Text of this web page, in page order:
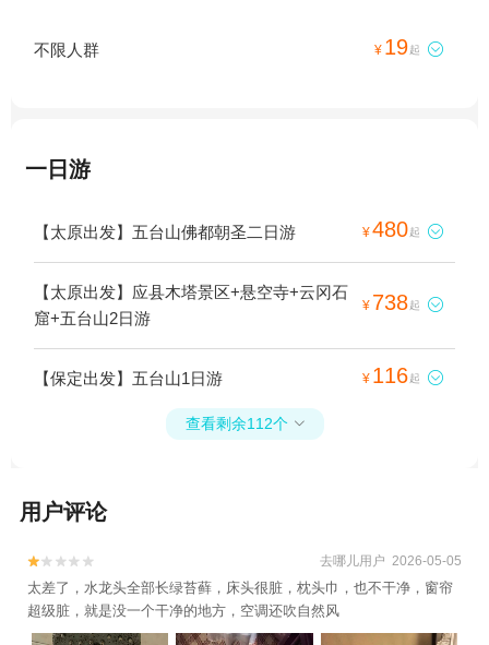
不限人群 ¥ 19起 
一日游
【太原出发】五台山佛都朝圣二日游 ¥480起 
【太原出发】应县木塔景区+悬空寺+云冈石
窟+五台山2日游
¥ 738起 
【保定出发】五台山1日游 ¥ 116起 
查看剩余112个 
用户评论

 去哪儿用户 2026-05-05
太差了，水龙头全部长绿苔藓，床头很脏，枕头巾，也不干净，窗帘
超级脏，就是没一个干净的地方，空调还吹自然风